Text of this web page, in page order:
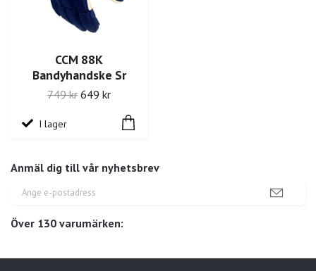
Anmäl dig till vår nyhetsbrev
Över 130 varumärken:
CCM 88K
Bandyhandske Sr
749 kr 649 kr
I lager